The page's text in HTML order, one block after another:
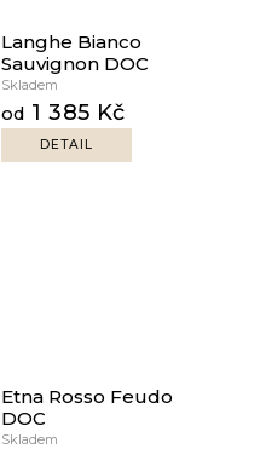
Langhe Bianco
Sauvignon DOC
Skladem
od 1 385 Kč
DETAIL
Etna Rosso Feudo
DOC
Skladem